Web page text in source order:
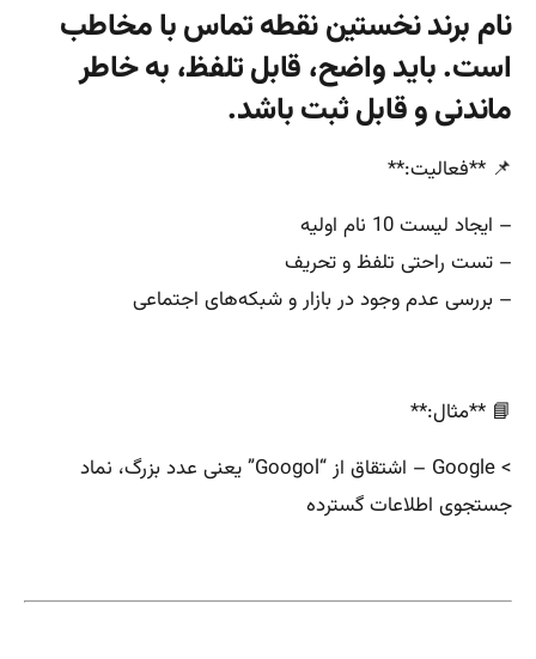
نام برند نخستین نقطه تماس با مخاطب
است. باید واضح، قابل تلفظ، به خاطر
ماندنی و قابل ثبت باشد.
📌 **فعالیت:**
– ایجاد لیست 10 نام اولیه
– تست راحتی تلفظ و تحریف
– بررسی عدم وجود در بازار و شبکه‌های اجتماعی
📘 **مثال:**
> Google – اشتقاق از “Googol” یعنی عدد بزرگ، نماد
جستجوی اطلاعات گسترده